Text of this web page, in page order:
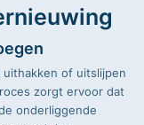
of uitslijpen
zorgt ervoor dat
onderliggende